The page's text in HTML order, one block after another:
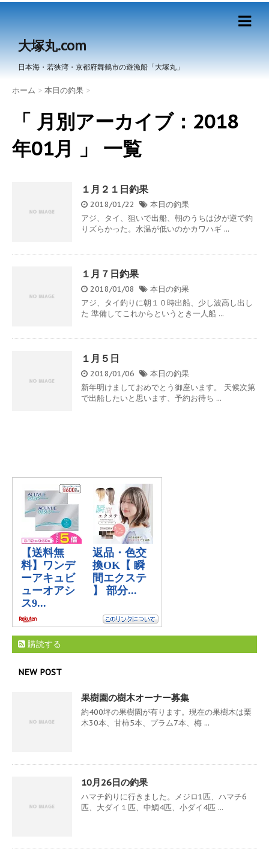
大塚丸.com
日本海・若狭湾・京都府舞鶴市の遊漁船「大塚丸」
ホーム > 本日の釣果 >
「 月別アーカイブ：2018
年01月 」 一覧
１月２１日釣果
2018/01/22
本日の釣果
アジ、タイ、狙いで出船、朝のうちは汐が逆で釣
りズらかった。水温が低いのかカワハギ ...
１月７日釣果
2018/01/08
本日の釣果
アジ、タイ釣りに朝１０時出船、少し波高し出し
た 準備してこれからというとき一人船 ...
１月５日
2018/01/06
本日の釣果
新年明けましておめでとう御座います。 天候次第
で出船したいと思います、予約お待ち ...
購読する
NEW POST
果樹園の樹木オーナー募集
約400坪の果樹園が有ります。現在の果樹木は栗
木30本、甘柿5本、プラム7本、梅 ...
10月26日の釣果
ハマチ釣りに行きました。メジロ1匹、ハマチ6
匹、大ダイ１匹、中鯛4匹、小ダイ4匹 ...